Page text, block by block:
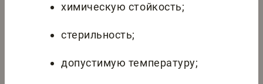
химическую стойкость;
стерильность;
допустимую температуру;